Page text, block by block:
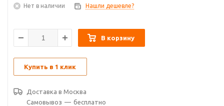
Нет в наличии Нашли дешевле?
В корзину
Купить в 1 клик
Доставка в Москва
Самовывоз — бесплатно